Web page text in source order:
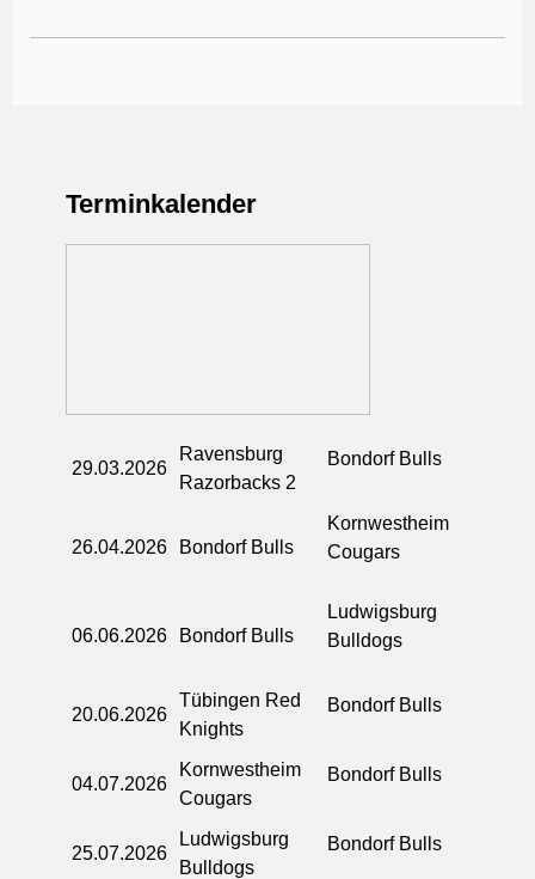
Terminkalender
29.03.2026
Ravensburg
Razorbacks 2
Bondorf Bulls
26.04.2026 Bondorf Bulls
Kornwestheim
Cougars
06.06.2026 Bondorf Bulls
Ludwigsburg
Bulldogs
20.06.2026
Tübingen Red
Knights
Bondorf Bulls
04.07.2026
Kornwestheim
Cougars
Bondorf Bulls
25.07.2026
Ludwigsburg
Bulldogs
Bondorf Bulls